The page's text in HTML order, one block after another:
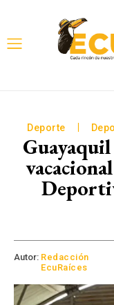
Deporte
Autor: Redacción
EcuRaíces